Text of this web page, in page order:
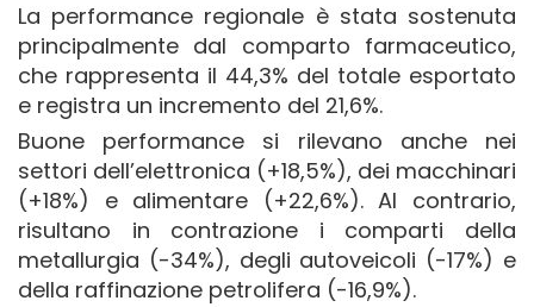
La performance regionale è stata sostenuta
principalmente dal comparto farmaceutico,
che rappresenta il 44,3% del totale esportato
e registra un incremento del 21,6%.
Buone performance si rilevano anche nei
settori dell’elettronica (+18,5%), dei macchinari
(+18%) e alimentare (+22,6%). Al contrario,
risultano in contrazione i comparti della
metallurgia (-34%), degli autoveicoli (-17%) e
della raffinazione petrolifera (-16,9%).